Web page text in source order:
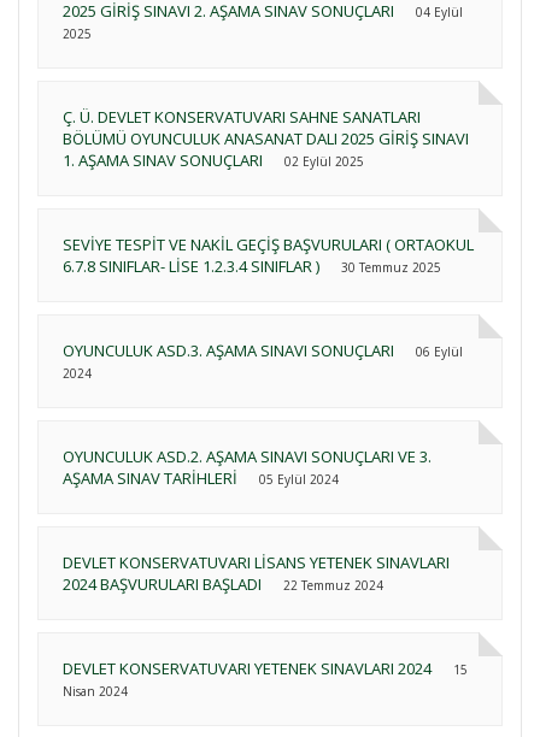
2025 GİRİŞ SINAVI 2. AŞAMA SINAV SONUÇLARI
04 Eylül
2025
Ç. Ü. DEVLET KONSERVATUVARI SAHNE SANATLARI
BÖLÜMÜ OYUNCULUK ANASANAT DALI 2025 GİRİŞ SINAVI
1. AŞAMA SINAV SONUÇLARI
02 Eylül 2025
SEVİYE TESPİT VE NAKİL GEÇİŞ BAŞVURULARI ( ORTAOKUL
6.7.8 SINIFLAR- LİSE 1.2.3.4 SINIFLAR )
30 Temmuz 2025
OYUNCULUK ASD.3. AŞAMA SINAVI SONUÇLARI
06 Eylül
2024
OYUNCULUK ASD.2. AŞAMA SINAVI SONUÇLARI VE 3.
AŞAMA SINAV TARİHLERİ
05 Eylül 2024
DEVLET KONSERVATUVARI LİSANS YETENEK SINAVLARI
2024 BAŞVURULARI BAŞLADI
22 Temmuz 2024
DEVLET KONSERVATUVARI YETENEK SINAVLARI 2024
15
Nisan 2024